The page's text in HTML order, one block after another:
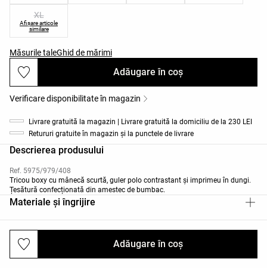
XL
Afișare articole
similare
Măsurile taleGhid de mărimi
Adăugare în coș
Adăugare în coș
Verificare disponibilitate în magazin
Livrare gratuită la magazin | Livrare gratuită la domiciliu de la 230 LEI
Retururi gratuite în magazin și la punctele de livrare
Descrierea produsului
Ref. 5975/979/408
Tricou boxy cu mânecă scurtă, guler polo contrastant și imprimeu în dungi.
Țesătură confecționată din amestec de bumbac.
Materiale și îngrijire
Livrări și returnări